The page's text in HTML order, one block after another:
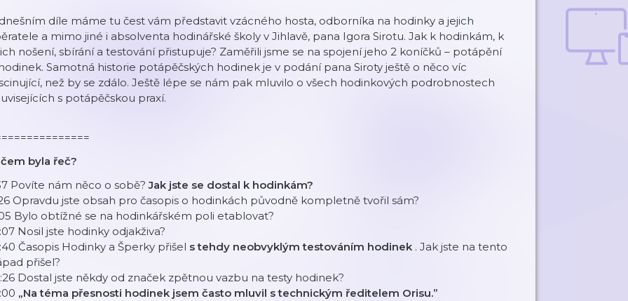
díle máme tu čest vám představit vzácného hosta, odborníka na hodinky a jejich
a mimo jiné i absolventa hodinářské školy v Jihlavě, pana Igora Sirotu. Jak k hodinkám, k
nošení, sbírání a testování přistupuje? Zaměřili jsme se na spojení jeho 2 koníčků – potápění
Samotná historie potápěčských hodinek je v podání pana Siroty ještě o něco víc
než by se zdálo. Ještě lépe se nám pak mluvilo o všech hodinkových podrobnostech
s potápěčskou praxí.
byla řeč?
Povíte nám něco o sobě?Jak jste se dostal k hodinkám?
Opravdu jste obsah pro časopis o hodinkách původně kompletně tvořil sám?
Bylo obtížné se na hodinkářském poli etablovat?
Nosil jste hodinky odjakživa?
Časopis Hodinky a Šperky přišel s tehdy neobvyklým testováním hodinek . Jak jste na tento
přišel?
Dostal jste někdy od značek zpětnou vazbu na testy hodinek?
„Na téma přesnosti hodinek jsem často mluvil s technickým ředitelem Orisu.”